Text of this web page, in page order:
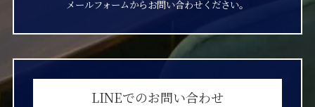
メールフォームからお問い合わせください。
LINEでのお問い合わせ